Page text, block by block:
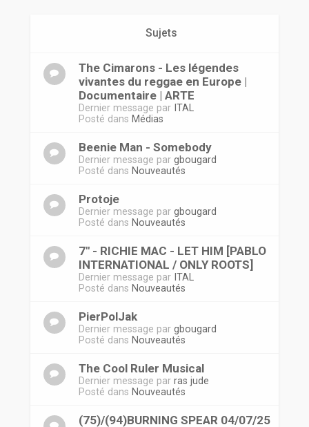
Sujets
The Cimarons - Les légendes
vivantes du reggae en Europe |
Documentaire | ARTE
Dernier message par ITAL
Posté dans Médias
Beenie Man - Somebody
Dernier message par gbougard
Posté dans Nouveautés
Protoje
Dernier message par gbougard
Posté dans Nouveautés
7" - RICHIE MAC - LET HIM [PABLO
INTERNATIONAL / ONLY ROOTS]
Dernier message par ITAL
Posté dans Nouveautés
PierPolJak
Dernier message par gbougard
Posté dans Nouveautés
The Cool Ruler Musical
Dernier message par ras jude
Posté dans Nouveautés
(75)/(94)BURNING SPEAR 04/07/25